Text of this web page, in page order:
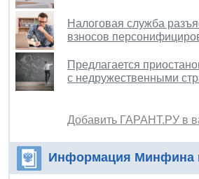
Налоговая служба
взносов
Предлагается
с недружественными
Добавить ГАРАНТ.РУ в
Информация Минфина